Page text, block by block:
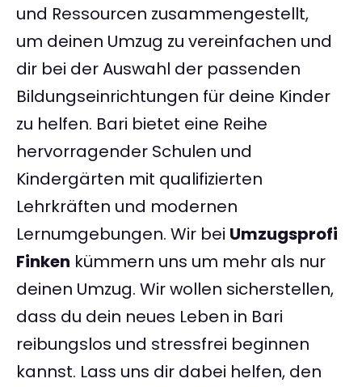
und Ressourcen zusammengestellt,
um deinen Umzug zu vereinfachen und
dir bei der Auswahl der passenden
Bildungseinrichtungen für deine Kinder
zu helfen. Bari bietet eine Reihe
hervorragender Schulen und
Kindergärten mit qualifizierten
Lehrkräften und modernen
Lernumgebungen. Wir bei Umzugsprofi
Finken kümmern uns um mehr als nur
deinen Umzug. Wir wollen sicherstellen,
dass du dein neues Leben in Bari
reibungslos und stressfrei beginnen
kannst. Lass uns dir dabei helfen, den